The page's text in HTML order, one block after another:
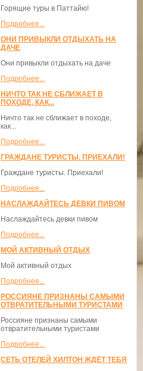
Горящие туры в Паттайю!
Подробнее...
ОНИ ПРИВЫКЛИ ОТДЫХАТЬ НА
ДАЧЕ
Они привыкли отдыхать на даче
Подробнее...
НИЧТО ТАК НЕ СБЛИЖАЕТ В
ПОХОДЕ, КАК...
Ничто так не сближает в походе,
как...
Подробнее...
ГРАЖДАНЕ ТУРИСТЫ. ПРИЕХАЛИ!
Граждане туристы. Приехали!
Подробнее...
НАСЛАЖДАЙТЕСЬ ДЕВКИ ПИВОМ
Наслаждайтесь девки пивом
Подробнее...
МОЙ АКТИВНЫЙ ОТДЫХ
Мой активный отдых
Подробнее...
РОССИЯНЕ ПРИЗНАНЫ САМЫМИ
ОТВРАТИТЕЛЬНЫМИ ТУРИСТАМИ
Россияне признаны самыми
отвратительными туристами
Подробнее...
СЕТЬ ОТЕЛЕЙ ХИЛТОН ЖДЁТ ТЕБЯ